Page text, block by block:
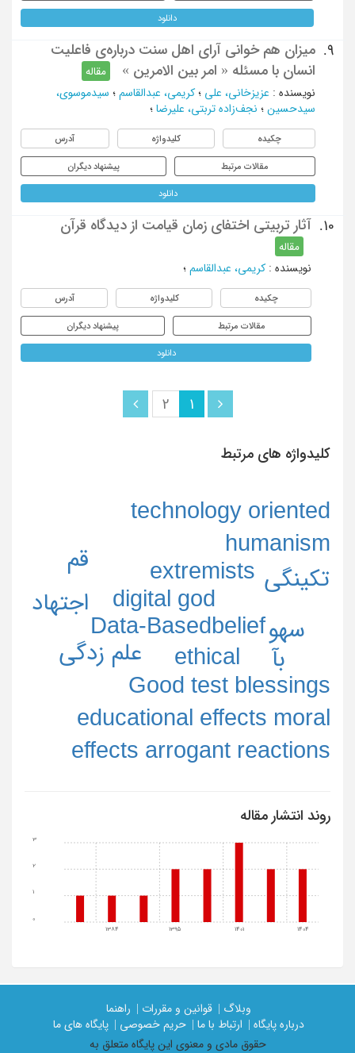
دانلود
9.
میزان هم خوانی آرای اهل سنت درباره‌ی فاعلیت
انسان با مسئله « امر بین الامرین »
مقاله
نویسنده : عزیزخانی، علی ؛ کریمی، عبدالقاسم ؛ سیدموسوی،
سیدحسین ؛ نجف‌زاده تربتی، علیرضا ؛
چکیده کلیدواژه آدرس
مقالات مرتبط پیشنهاد دیگران
دانلود
10. آثار تربیتی اختفای زمان قیامت از دیدگاه قرآن
مقاله
نویسنده : کریمی، عبدالقاسم ؛
چکیده کلیدواژه آدرس
مقالات مرتبط پیشنهاد دیگران
دانلود
1
2
کلیدواژه های مرتبط
Data-Basedbelief
digital god
ethical
extremists
Good test blessings
educational effects moral
effects arrogant reactions
technology oriented
humanism
علم زدگی
اجتهاد
بآ
تکینگی
سهو
قم
روند انتشار مقاله
1384 1395 1401 1404
0
1
2
3
وبلاگ | قوانین و مقررات |
راهنما
درباره پایگاه |
ارتباط با ما | حریم خصوصی |
پایگاه های ما
حقوق مادی و معنوی اين پايگاه متعلق به